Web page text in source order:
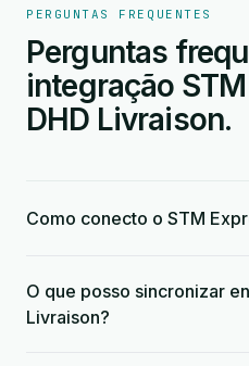
PERGUNTAS FREQUENTES
Perguntas
integração
DHD Livraison.
Como conecto o STM
O que posso sincronizar
Livraison?